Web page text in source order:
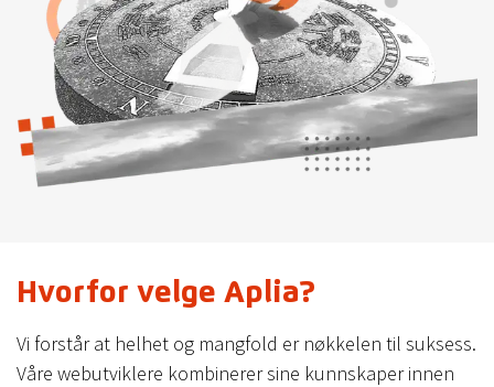
Hvorfor velge Aplia?
Vi forstår at helhet og mangfold er nøkkelen til suksess.
Våre webutviklere kombinerer sine kunnskaper innen